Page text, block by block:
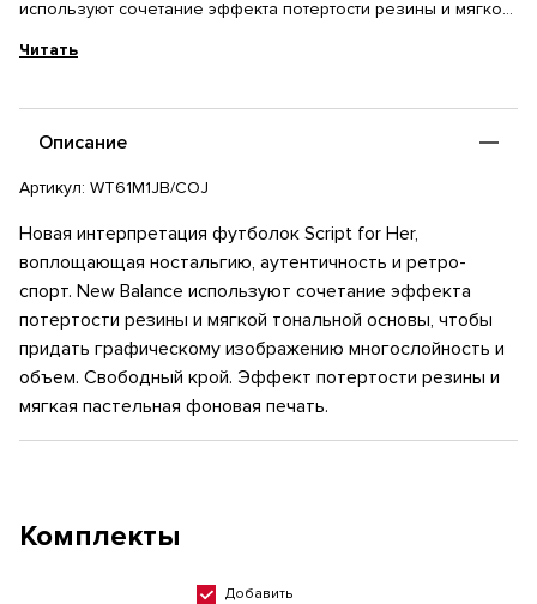
используют сочетание эффекта потертости резины и мягкой
изображению многослойность и объем. Свободный крой.
печать.
Читать
Описание
Артикул: WT61M1JB/COJ
Новая интерпретация футболок Script for Her,
воплощающая ностальгию, аутентичность и ретро-
спорт. New Balance используют сочетание эффекта
потертости резины и мягкой тональной основы, чтобы
придать графическому изображению многослойность и
объем. Свободный крой. Эффект потертости резины и
мягкая пастельная фоновая печать.
Комплекты
Добавить